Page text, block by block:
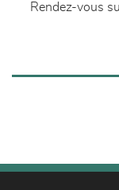
Rendez-vous